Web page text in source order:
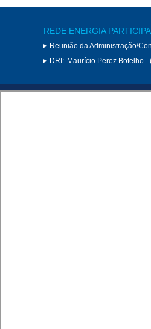
REDE ENERGIA
Reunião da
DRI: Maurício Perez Botelho -